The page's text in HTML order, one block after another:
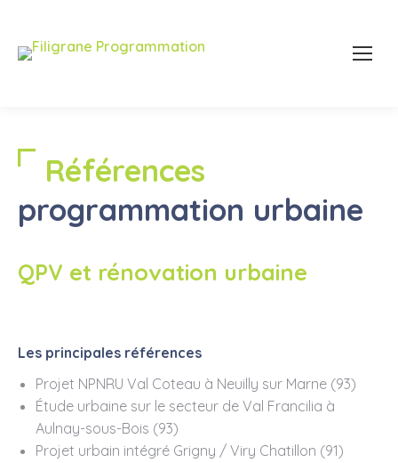
Références
programmation urbaine
QPV et rénovation urbaine
Les principales références
Projet NPNRU Val Coteau à Neuilly sur Marne (93)
Étude urbaine sur le secteur de Val Francilia à
Aulnay-sous-Bois (93)
Projet urbain intégré Grigny / Viry Chatillon (91)